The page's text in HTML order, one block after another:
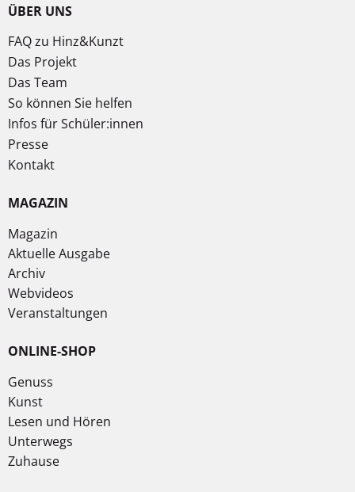
ÜBER UNS
FAQ zu Hinz&Kunzt
Das Projekt
Das Team
So können Sie helfen
Infos für Schüler:innen
Presse
Kontakt
MAGAZIN
Magazin
Aktuelle Ausgabe
Archiv
Webvideos
Veranstaltungen
ONLINE-SHOP
Genuss
Kunst
Lesen und Hören
Unterwegs
Zuhause